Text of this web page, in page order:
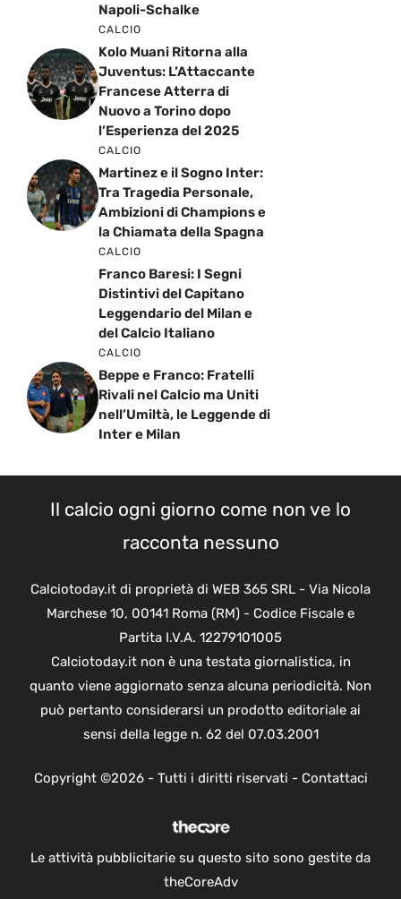
Napoli-Schalke
CALCIO
Kolo Muani Ritorna alla
Juventus: L’Attaccante
Francese Atterra di
Nuovo a Torino dopo
l’Esperienza del 2025
CALCIO
Martinez e il Sogno Inter:
Tra Tragedia Personale,
Ambizioni di Champions e
la Chiamata della Spagna
CALCIO
Franco Baresi: I Segni
Distintivi del Capitano
Leggendario del Milan e
del Calcio Italiano
CALCIO
Beppe e Franco: Fratelli
Rivali nel Calcio ma Uniti
nell’Umiltà, le Leggende di
Inter e Milan
Il calcio ogni giorno come non ve lo
racconta nessuno
Calciotoday.it di proprietà di WEB 365 SRL - Via Nicola
Marchese 10, 00141 Roma (RM) - Codice Fiscale e
Partita I.V.A. 12279101005
Calciotoday.it non è una testata giornalistica, in
quanto viene aggiornato senza alcuna periodicità. Non
può pertanto considerarsi un prodotto editoriale ai
sensi della legge n. 62 del 07.03.2001
Copyright ©2026 - Tutti i diritti riservati - Contattaci
Le attività pubblicitarie su questo sito sono gestite da
theCoreAdv